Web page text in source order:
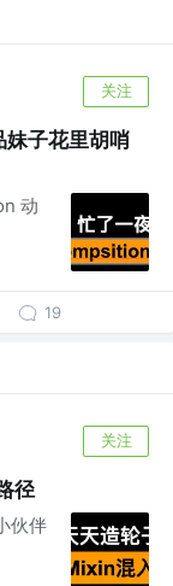
关注
子花里胡哨
动
19
关注
径
伙伴